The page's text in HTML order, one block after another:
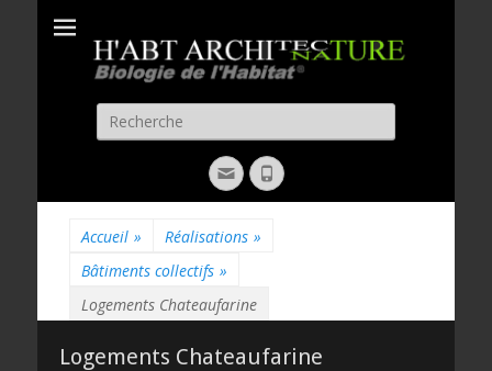
H'ABT
ARCHITECTURE
Recherche
pour:
EmailPhone
Accueil » Réalisations »
Bâtiments collectifs »
Logements Chateaufarine
Logements Chateaufarine